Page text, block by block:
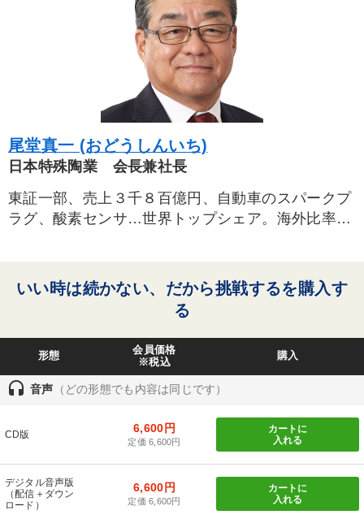
尾堂真一 (おどうしんいち)
日本特殊陶業 会長兼社長
東証一部、売上３千８百億円、自動車のスパークプ
ラグ、酸素センサ…世界トップシェア。海外比率
いい時は続かない、だから挑戦するを購入す
る
形態
会員価格
※税込
購入
headset 音声 （どの形態でも内容は同じです）
CD版 6,600円
定価 6,600円
カートに
入れる
デジタル音声版
（配信＋ダウン
ロード）
6,600円
定価 6,600円
カートに
入れる